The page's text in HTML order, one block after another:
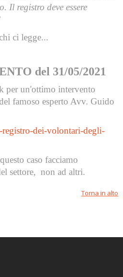
Il registro deve essere
ci legge...
del 31/05/2021
per un'ottimo intervento
famoso esperto Avv. Guido
dei-volontari-degli-
caso facciamo
settore, non ad altri.
Torna in alto